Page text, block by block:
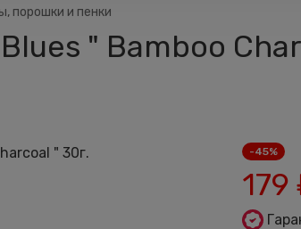
порошки и пенки
" Bamboo
-45%
179